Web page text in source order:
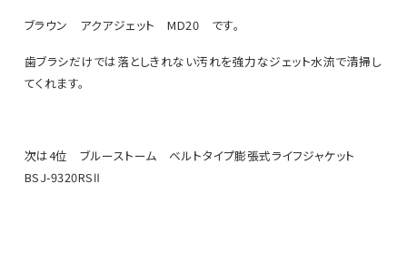
ブラウン アクアジェット MD20 です。
歯ブラシだけでは落としきれない汚れを強力なジェット水流で清掃し
てくれます。
次は4位 ブルーストーム ベルトタイプ膨張式ライフジャケット
BSJ-9320RSⅡ